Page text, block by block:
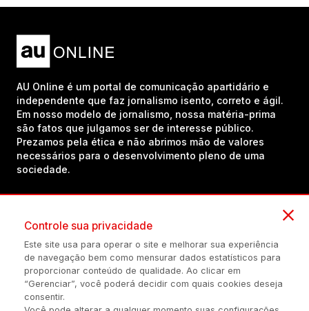
AU Online é um portal de comunicação apartidário e
independente que faz jornalismo isento, correto e ágil.
Em nosso modelo de jornalismo, nossa matéria-prima
são fatos que julgamos ser de interesse público.
Prezamos pela ética e não abrimos mão de valores
necessários para o desenvolvimento pleno de uma
sociedade.
(54) 98434-8385
Controle sua privacidade
Este site usa para operar o site e melhorar sua experiência
de navegação bem como mensurar dados estatísticos para
proporcionar conteúdo de qualidade. Ao clicar em
“Gerenciar”, você poderá decidir com quais cookies deseja
consentir.